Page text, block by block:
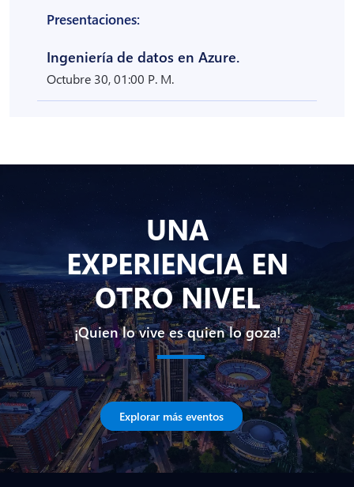
Presentaciones:
Ingeniería de datos en Azure.
Octubre 30, 01:00 P. M.
UNA
EXPERIENCIA EN
OTRO NIVEL
¡Quien lo vive es quien lo goza!
Explorar más eventos